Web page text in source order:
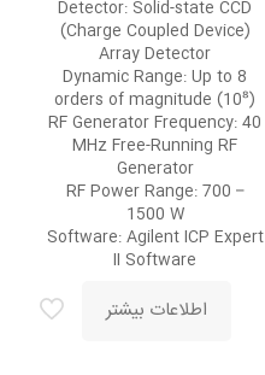
Detector: Solid-state CCD
(Charge Coupled Device)
Array Detector
Dynamic Range: Up to 8
orders of magnitude (10⁸)
RF Generator Frequency: 40
MHz Free-Running RF
Generator
RF Power Range: 700 –
1500 W
Software: Agilent ICP Expert
II Software
اطلاعات بیشتر